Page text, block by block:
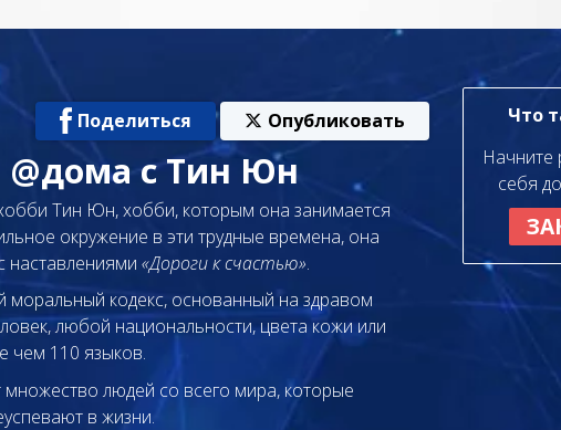
Поделиться Опубликовать
с Тин Юн
Тин Юн, хобби, которым она занимается
окружение в эти трудные времена, она
наставлениями «Дороги к счастью».
моральный кодекс, основанный на здравом
любой национальности, цвета кожи или
чем 110 языков.
множество людей со всего мира, которые
в жизни.
Что
Начните
себя